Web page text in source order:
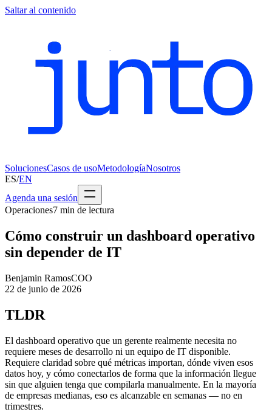
Saltar al contenido
SolucionesCasos de usoMetodologíaNosotros
ES/EN
Agenda una sesión
Operaciones7 min de lectura
Cómo construir un dashboard operativo
sin depender de IT
Benjamin RamosCOO
22 de junio de 2026
TLDR
El dashboard operativo que un gerente realmente necesita no
requiere meses de desarrollo ni un equipo de IT disponible.
Requiere claridad sobre qué métricas importan, dónde viven esos
datos hoy, y cómo conectarlos de forma que la información llegue
sin que alguien tenga que compilarla manualmente. En la mayoría
de empresas medianas, eso es alcanzable en semanas — no en
trimestres.